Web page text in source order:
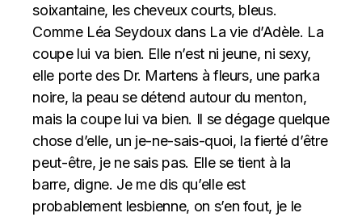
soixantaine, les cheveux courts, bleus.
Comme Léa Seydoux dans La vie d’Adèle. La
coupe lui va bien. Elle n’est ni jeune, ni sexy,
elle porte des Dr. Martens à fleurs, une parka
noire, la peau se détend autour du menton,
mais la coupe lui va bien. Il se dégage quelque
chose d’elle, un je-ne-sais-quoi, la fierté d’être
peut-être, je ne sais pas. Elle se tient à la
barre, digne. Je me dis qu’elle est
probablement lesbienne, on s’en fout, je le